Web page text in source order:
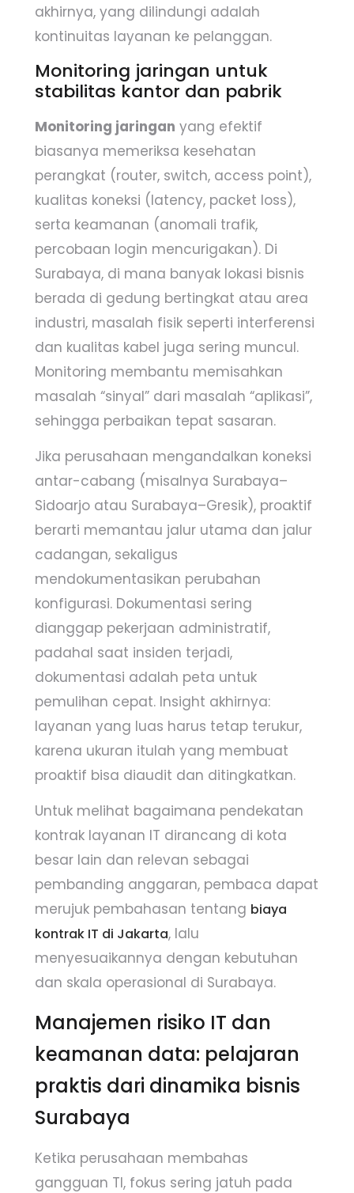
akhirnya, yang dilindungi adalah
kontinuitas layanan ke pelanggan.
Monitoring jaringan untuk
stabilitas kantor dan pabrik
Monitoring jaringan yang efektif
biasanya memeriksa kesehatan
perangkat (router, switch, access point),
kualitas koneksi (latency, packet loss),
serta keamanan (anomali trafik,
percobaan login mencurigakan). Di
Surabaya, di mana banyak lokasi bisnis
berada di gedung bertingkat atau area
industri, masalah fisik seperti interferensi
dan kualitas kabel juga sering muncul.
Monitoring membantu memisahkan
masalah “sinyal” dari masalah “aplikasi”,
sehingga perbaikan tepat sasaran.
Jika perusahaan mengandalkan koneksi
antar-cabang (misalnya Surabaya–
Sidoarjo atau Surabaya–Gresik), proaktif
berarti memantau jalur utama dan jalur
cadangan, sekaligus
mendokumentasikan perubahan
konfigurasi. Dokumentasi sering
dianggap pekerjaan administratif,
padahal saat insiden terjadi,
dokumentasi adalah peta untuk
pemulihan cepat. Insight akhirnya:
layanan yang luas harus tetap terukur,
karena ukuran itulah yang membuat
proaktif bisa diaudit dan ditingkatkan.
Untuk melihat bagaimana pendekatan
kontrak layanan IT dirancang di kota
besar lain dan relevan sebagai
pembanding anggaran, pembaca dapat
merujuk pembahasan tentang biaya
kontrak IT di Jakarta, lalu
menyesuaikannya dengan kebutuhan
dan skala operasional di Surabaya.
Manajemen risiko IT dan
keamanan data: pelajaran
praktis dari dinamika bisnis
Surabaya
Ketika perusahaan membahas
gangguan TI, fokus sering jatuh pada